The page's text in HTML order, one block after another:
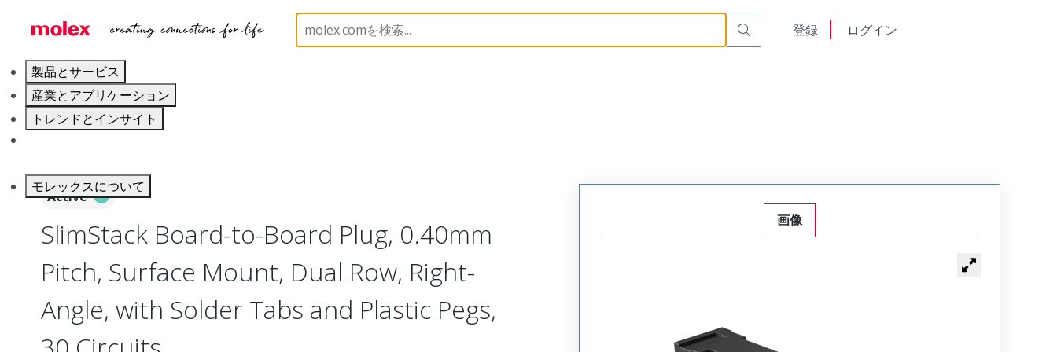
登録 ログイン
製品とサービス
産業とアプリケーション
トレンドとインサイト
モレックスについて
Board-to-Board Connectors 503376 5033763010
Active
SlimStack Board-to-Board Plug, 0.40mm
Pitch, Surface Mount, Dual Row, Right-
Angle, with Solder Tabs and Plastic Pegs,
画像